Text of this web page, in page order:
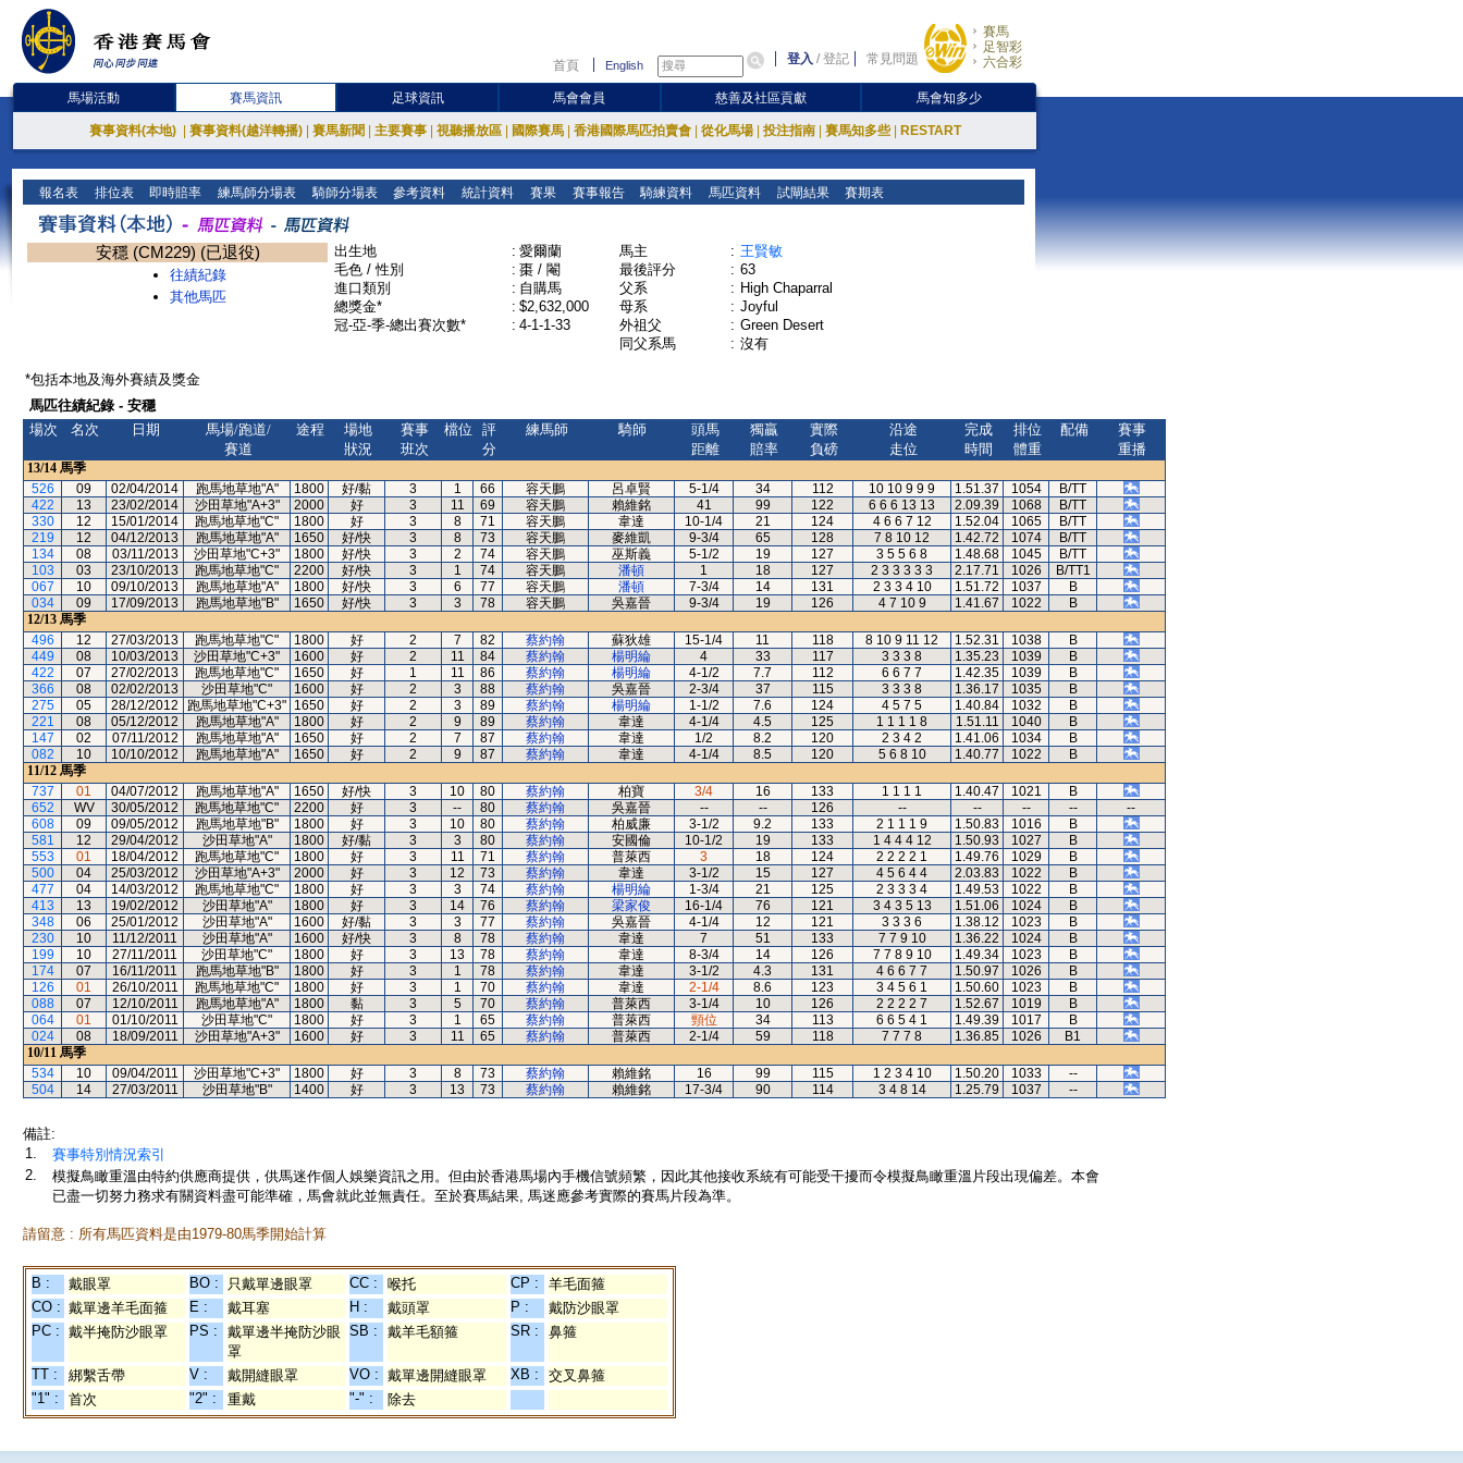
首頁 English 登入 /登記 常見問題
賽馬
足智彩
六合彩
馬場活動 賽馬資訊 足球資訊 馬會會員 慈善及社區貢獻 馬會知多少
賽事資料(本地) 賽事資料(越洋轉播) 賽馬新聞 主要賽事 視聽播放區 國際賽馬 香港國際馬匹拍賣會 從化馬場 投注指南 賽馬知多些 RESTART
報名表 排位表 即時賠率 練馬師分場表 騎師分場表 參考資料 統計資料 賽果 賽事報告 騎練資料 馬匹資料 試閘結果 賽期表
安穩 (CM229) (已退役)
往績紀錄
其他馬匹
出生地 : 愛爾蘭
毛色 / 性別
: 棗 / 閹
進口類別
: 自購馬
總獎金*
: $2,632,000
冠-亞-季-總出賽次數*
: 4-1-1-33
馬主 : 王賢敏
最後評分
: 63
父系
: High Chaparral
母系
: Joyful
外祖父
: Green Desert
同父系馬
: 沒有
*包括本地及海外賽績及獎金
馬匹往績紀錄 - 安穩
場次
名次 日期
馬場/跑道/
賽道
途程
場地
狀況
賽事
班次
檔位
評
分
練馬師 騎師
頭馬
距離
獨贏
賠率
實際
負磅
沿途
走位
完成
時間
排位
體重
配備
賽事
重播
13/14 馬季
526
09 02/04/2014 跑馬地草地"A" 1800 好/黏 3 1 66 容天鵬 呂卓賢 5-1/4 34 112 10 10 9 9 9 1.51.37 1054
B/TT
422
13 23/02/2014 沙田草地"A+3" 2000 好 3 11 69 容天鵬 賴維銘 41 99 122 6 6 6 13 13 2.09.39 1068
B/TT
330
12 15/01/2014 跑馬地草地"C" 1800 好 3 8 71 容天鵬 韋達 10-1/4 21 124 4 6 6 7 12 1.52.04 1065
B/TT
219
12 04/12/2013 跑馬地草地"A" 1650 好/快 3 8 73 容天鵬 麥維凱 9-3/4 65 128 7 8 10 12 1.42.72 1074
B/TT
134
08 03/11/2013 沙田草地"C+3" 1800 好/快 3 2 74 容天鵬 巫斯義 5-1/2 19 127 3 5 5 6 8 1.48.68 1045
B/TT
103
03 23/10/2013 跑馬地草地"C" 2200 好/快 3 1 74 容天鵬 潘頓 1 18 127 2 3 3 3 3 3 2.17.71 1026
B/TT1
067
10 09/10/2013 跑馬地草地"A" 1800 好/快 3 6 77 容天鵬 潘頓 7-3/4 14 131 2 3 3 4 10 1.51.72 1037
B
034
09 17/09/2013 跑馬地草地"B" 1650 好/快 3 3 78 容天鵬 吳嘉晉 9-3/4 19 126 4 7 10 9 1.41.67 1022
B
12/13 馬季
496
12 27/03/2013 跑馬地草地"C" 1800 好 2 7 82 蔡約翰 蘇狄雄 15-1/4 11 118 8 10 9 11 12 1.52.31 1038
B
449
08 10/03/2013 沙田草地"C+3" 1600 好 2 11 84 蔡約翰 楊明綸 4 33 117 3 3 3 8 1.35.23 1039
B
422
07 27/02/2013 跑馬地草地"C" 1650 好 1 11 86 蔡約翰 楊明綸 4-1/2 7.7 112 6 6 7 7 1.42.35 1039
B
366
08 02/02/2013 沙田草地"C" 1600 好 2 3 88 蔡約翰 吳嘉晉 2-3/4 37 115 3 3 3 8 1.36.17 1035
B
275
05 28/12/2012 跑馬地草地"C+3" 1650 好 2 3 89 蔡約翰 楊明綸 1-1/2 7.6 124 4 5 7 5 1.40.84 1032
B
221
08 05/12/2012 跑馬地草地"A" 1800 好 2 9 89 蔡約翰 韋達 4-1/4 4.5 125 1 1 1 1 8 1.51.11 1040
B
147
02 07/11/2012 跑馬地草地"A" 1650 好 2 7 87 蔡約翰 韋達 1/2 8.2 120 2 3 4 2 1.41.06 1034
B
082
10 10/10/2012 跑馬地草地"A" 1650 好 2 9 87 蔡約翰 韋達 4-1/4 8.5 120 5 6 8 10 1.40.77 1022
B
11/12 馬季
737
01 04/07/2012 跑馬地草地"A" 1650 好/快 3 10 80 蔡約翰 柏寶 3/4 16 133 1 1 1 1 1.40.47 1021
B
652
WV 30/05/2012 跑馬地草地"C" 2200 好 3 -- 80 蔡約翰 吳嘉晉 -- -- 126 -- -- -- --
--
608
09 09/05/2012 跑馬地草地"B" 1800 好 3 10 80 蔡約翰 柏威廉 3-1/2 9.2 133 2 1 1 1 9 1.50.83 1016
B
581
12 29/04/2012 沙田草地"A" 1800 好/黏 3 3 80 蔡約翰 安國倫 10-1/2 19 133 1 4 4 4 12 1.50.93 1027
B
553
01 18/04/2012 跑馬地草地"C" 1800 好 3 11 71 蔡約翰 普萊西 3 18 124 2 2 2 2 1 1.49.76 1029
B
500
04 25/03/2012 沙田草地"A+3" 2000 好 3 12 73 蔡約翰 韋達 3-1/2 15 127 4 5 6 4 4 2.03.83 1022
B
477
04 14/03/2012 跑馬地草地"C" 1800 好 3 3 74 蔡約翰 楊明綸 1-3/4 21 125 2 3 3 3 4 1.49.53 1022
B
413
13 19/02/2012 沙田草地"A" 1800 好 3 14 76 蔡約翰 梁家俊 16-1/4 76 121 3 4 3 5 13 1.51.06 1024
B
348
06 25/01/2012 沙田草地"A" 1600 好/黏 3 3 77 蔡約翰 吳嘉晉 4-1/4 12 121 3 3 3 6 1.38.12 1023
B
230
10 11/12/2011 沙田草地"A" 1600 好/快 3 8 78 蔡約翰 韋達 7 51 133 7 7 9 10 1.36.22 1024
B
199
10 27/11/2011 沙田草地"C" 1800 好 3 13 78 蔡約翰 韋達 8-3/4 14 126 7 7 8 9 10 1.49.34 1023
B
174
07 16/11/2011 跑馬地草地"B" 1800 好 3 1 78 蔡約翰 韋達 3-1/2 4.3 131 4 6 6 7 7 1.50.97 1026
B
126
01 26/10/2011 跑馬地草地"C" 1800 好 3 1 70 蔡約翰 韋達 2-1/4 8.6 123 3 4 5 6 1 1.50.60 1023
B
088
07 12/10/2011 跑馬地草地"A" 1800 黏 3 5 70 蔡約翰 普萊西 3-1/4 10 126 2 2 2 2 7 1.52.67 1019
B
064
01 01/10/2011 沙田草地"C" 1800 好 3 1 65 蔡約翰 普萊西 頸位 34 113 6 6 5 4 1 1.49.39 1017
B
024
08 18/09/2011 沙田草地"A+3" 1600 好 3 11 65 蔡約翰 普萊西 2-1/4 59 118 7 7 7 8 1.36.85 1026
B1
10/11 馬季
534
10 09/04/2011 沙田草地"C+3" 1800 好 3 8 73 蔡約翰 賴維銘 16 99 115 1 2 3 4 10 1.50.20 1033
--
504
14 27/03/2011 沙田草地"B" 1400 好 3 13 73 蔡約翰 賴維銘 17-3/4 90 114 3 4 8 14 1.25.79 1037 --
備註:
1.
賽事特別情況索引
2.
模擬鳥瞰重溫由特約供應商提供，供馬迷作個人娛樂資訊之用。但由於香港馬場內手機信號頻繁，因此其他接收系統有可能受干擾而令模擬鳥瞰重溫片段出現偏差。本會
已盡一切努力務求有關資料盡可能準確，馬會就此並無責任。至於賽馬結果, 馬迷應參考實際的賽馬片段為準。
請留意 : 所有馬匹資料是由1979-80馬季開始計算
B : 戴眼罩 BO : 只戴單邊眼罩 CC : 喉托 CP :
羊毛面箍
CO : 戴單邊羊毛面箍 E : 戴耳塞 H : 戴頭罩 P :
戴防沙眼罩
PC : 戴半掩防沙眼罩 PS :
戴單邊半掩防沙眼
罩
SB : 戴羊毛額箍 SR : 鼻箍
TT : 綁繫舌帶 V : 戴開縫眼罩 VO : 戴單邊開縫眼罩 XB :
交叉鼻箍
"1" :
首次 "2" : 重戴 "-" : 除去